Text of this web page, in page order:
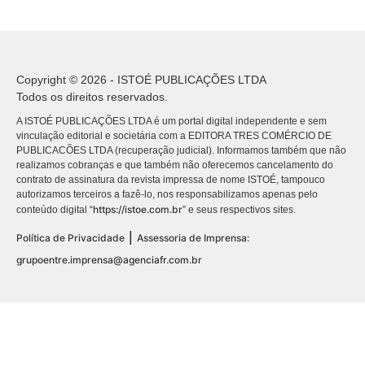
Copyright © 2026 - ISTOÉ PUBLICAÇÕES LTDA
Todos os direitos reservados.
A ISTOÉ PUBLICAÇÕES LTDA é um portal digital independente e sem
vinculação editorial e societária com a EDITORA TRES COMÉRCIO DE
PUBLICACÕES LTDA (recuperação judicial). Informamos também que não
realizamos cobranças e que também não oferecemos cancelamento do
contrato de assinatura da revista impressa de nome ISTOÉ, tampouco
autorizamos terceiros a fazê-lo, nos responsabilizamos apenas pelo
conteúdo digital “https://istoe.com.br” e seus respectivos sites.
Política de Privacidade
Assessoria de Imprensa:
grupoentre.imprensa@agenciafr.com.br